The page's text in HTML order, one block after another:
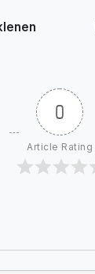
0
Article Rating